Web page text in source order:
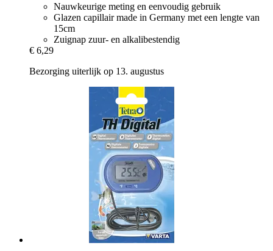
Nauwkeurige meting en eenvoudig gebruik
Glazen capillair made in Germany met een lengte van
15cm
Zuignap zuur- en alkalibestendig
€ 6,29
Bezorging uiterlijk op 13. augustus